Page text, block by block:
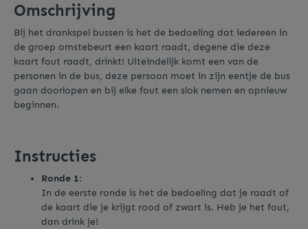
Omschrijving
Bij het drankspel bussen is het de bedoeling dat iedereen in
de groep omstebeurt een kaart raadt, degene die deze
kaart fout raadt, drinkt! Uiteindelijk komt een van de
personen in de bus, deze persoon moet in zijn eentje de bus
gaan doorlopen en bij elke fout een slok nemen en opnieuw
beginnen.
Instructies
Ronde 1:
In de eerste ronde is het de bedoeling dat je raadt of
de kaart die je krijgt rood of zwart is. Heb je het fout,
dan drink je!